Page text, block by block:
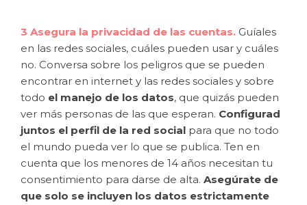
3 Asegura la privacidad de las cuentas. Guíales
en las redes sociales, cuáles pueden usar y cuáles
no. Conversa sobre los peligros que se pueden
encontrar en internet y las redes sociales y sobre
todo el manejo de los datos, que quizás pueden
ver más personas de las que esperan. Configurad
juntos el perfil de la red social para que no todo
el mundo pueda ver lo que se publica. Ten en
cuenta que los menores de 14 años necesitan tu
consentimiento para darse de alta. Asegúrate de
que solo se incluyen los datos estrictamente